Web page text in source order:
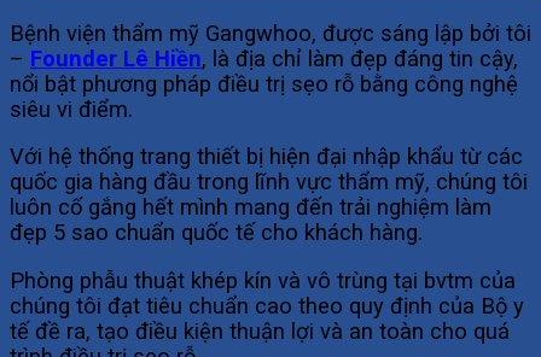
Bệnh viện thẩm mỹ Gangwhoo, được sáng lập bởi tôi
– Founder Lê Hiền, là địa chỉ làm đẹp đáng tin cậy,
nổi bật phương pháp điều trị sẹo rỗ bằng công nghệ
siêu vi điểm.
Với hệ thống trang thiết bị hiện đại nhập khẩu từ các
quốc gia hàng đầu trong lĩnh vực thẩm mỹ, chúng tôi
luôn cố gắng hết mình mang đến trải nghiệm làm
đẹp 5 sao chuẩn quốc tế cho khách hàng.
Phòng phẫu thuật khép kín và vô trùng tại bvtm của
chúng tôi đạt tiêu chuẩn cao theo quy định của Bộ y
tế đề ra, tạo điều kiện thuận lợi và an toàn cho quá